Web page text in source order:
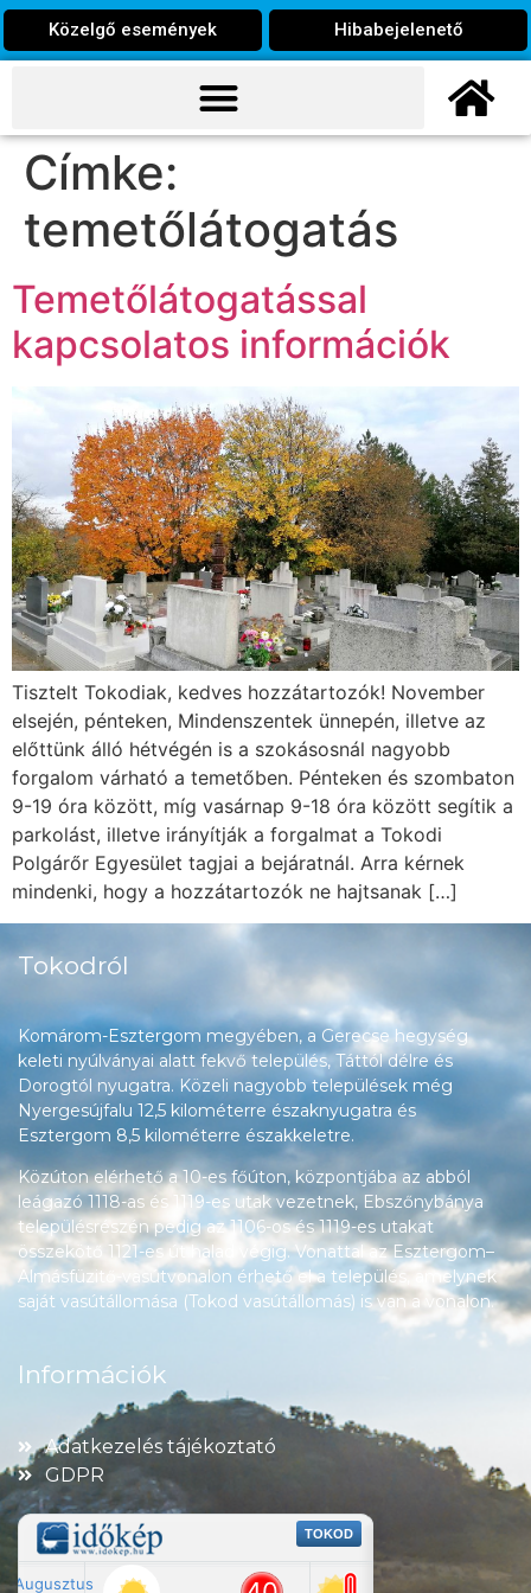
Közelgő események Hibabejelenető
Címke:
temetőlátogatás
Temetőlátogatással
kapcsolatos információk
Tisztelt Tokodiak, kedves hozzátartozók! November
elsején, pénteken, Mindenszentek ünnepén, illetve az
előttünk álló hétvégén is a szokásosnál nagyobb
forgalom várható a temetőben. Pénteken és szombaton
9-19 óra között, míg vasárnap 9-18 óra között segítik a
parkolást, illetve irányítják a forgalmat a Tokodi
Polgárőr Egyesület tagjai a bejáratnál. Arra kérnek
mindenki, hogy a hozzátartozók ne hajtsanak […]
Tokodról
Komárom-Esztergom megyében, a Gerecse hegység
keleti nyúlványai alatt fekvő település, Táttól délre és
Dorogtól nyugatra. Közeli nagyobb települések még
Nyergesújfalu 12,5 kilométerre északnyugatra és
Esztergom 8,5 kilométerre északkeletre.
Közúton elérhető a 10-es főúton, központjába az abból
leágazó 1118-as és 1119-es utak vezetnek, Ebszőnybánya
településrészén pedig az 1106-os és 1119-es utakat
összekötő 1121-es út halad végig. Vonattal az Esztergom–
Almásfüzitő-vasútvonalon érhető el a település, amelynek
saját vasútállomása (Tokod vasútállomás) is van a vonalon.
Információk
Adatkezelés tájékoztató
GDPR